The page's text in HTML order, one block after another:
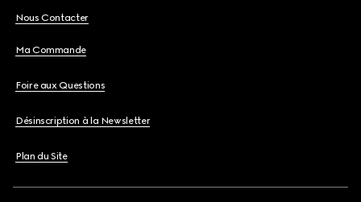
Nous Contacter
Ma Commande
Foire aux Questions
Désinscription à la Newsletter
Plan du Site